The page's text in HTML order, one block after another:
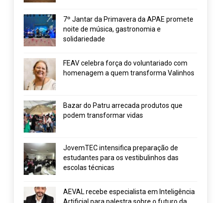
7º Jantar da Primavera da APAE promete
noite de música, gastronomia e
solidariedade
FEAV celebra força do voluntariado com
homenagem a quem transforma Valinhos
Bazar do Patru arrecada produtos que
podem transformar vidas
JovemTEC intensifica preparação de
estudantes para os vestibulinhos das
escolas técnicas
AEVAL recebe especialista em Inteligência